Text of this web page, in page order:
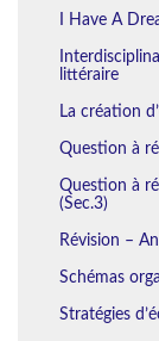
I Have A
littéraire
La création
Question à
Question à
(Sec.3)
Révision –
Schémas
Stratégies